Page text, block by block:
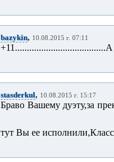
bazykin, 10.08.2015 г. 07:11
stasderkul, 10.08.2015 г. 15:17
Браво Вашему дуэту,за
тут Вы ее